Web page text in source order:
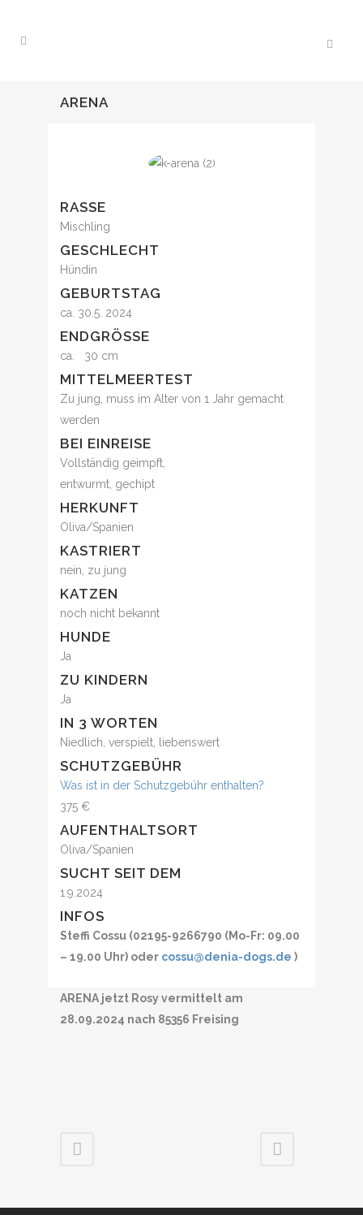
ARENA
RASSE
Mischling
GESCHLECHT
Hündin
GEBURTSTAG
ca. 30.5. 2024
ENDGRÖSSE
ca. 30 cm
MITTELMEERTEST
Zu jung, muss im Alter von 1 Jahr gemacht
werden
BEI EINREISE
Vollständig geimpft,
entwurmt, gechipt
HERKUNFT
Oliva/Spanien
KASTRIERT
nein, zu jung
KATZEN
noch nicht bekannt
HUNDE
Ja
ZU KINDERN
Ja
IN 3 WORTEN
Niedlich, verspielt, liebenswert
SCHUTZGEBÜHR
Was ist in der Schutzgebühr enthalten?
375 €
AUFENTHALTSORT
Oliva/Spanien
SUCHT SEIT DEM
1.9.2024
INFOS
Steffi Cossu (02195-9266790 (Mo-Fr: 09.00
– 19.00 Uhr) oder cossu@denia-dogs.de )
ARENA jetzt Rosy vermittelt am
28.09.2024 nach 85356 Freising